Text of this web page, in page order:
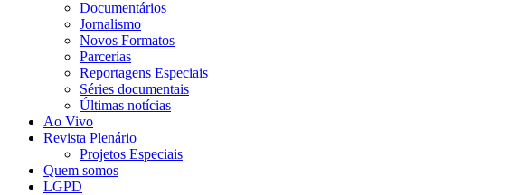
Documentários
Jornalismo
Novos Formatos
Parcerias
Reportagens Especiais
Séries documentais
Últimas notícias
Ao Vivo
Revista Plenário
Projetos Especiais
Quem somos
LGPD